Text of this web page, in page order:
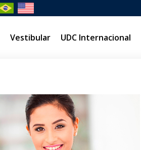
Vestibular UDC Internacional